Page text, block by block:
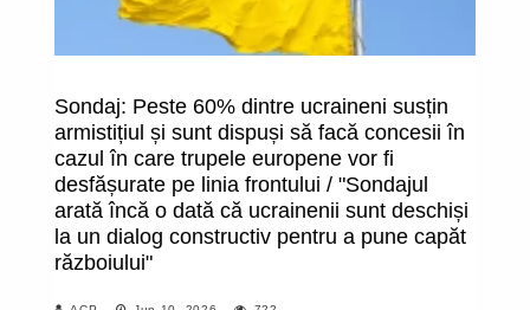
Sondaj: Peste 60% dintre ucraineni susțin
armistițiul și sunt dispuși să facă concesii în
cazul în care trupele europene vor fi
desfășurate pe linia frontului / "Sondajul
arată încă o dată că ucrainenii sunt deschiși
la un dialog constructiv pentru a pune capăt
războiului"